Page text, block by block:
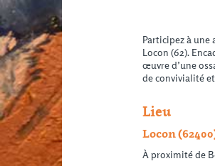
Participez à
Locon (62).
œuvre d’une
de convivialité
Lieu
Locon
À proximité de